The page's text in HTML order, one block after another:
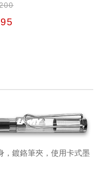
，鍍鉻筆夾，使用卡式墨